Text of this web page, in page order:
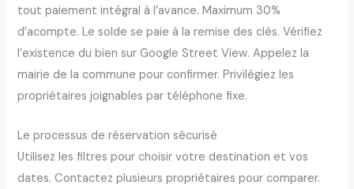
tout paiement intégral à l’avance. Maximum 30%
d’acompte. Le solde se paie à la remise des clés. Vérifiez
l’existence du bien sur Google Street View. Appelez la
mairie de la commune pour confirmer. Privilégiez les
propriétaires joignables par téléphone fixe.
Le processus de réservation sécurisé
Utilisez les filtres pour choisir votre destination et vos
dates. Contactez plusieurs propriétaires pour comparer.